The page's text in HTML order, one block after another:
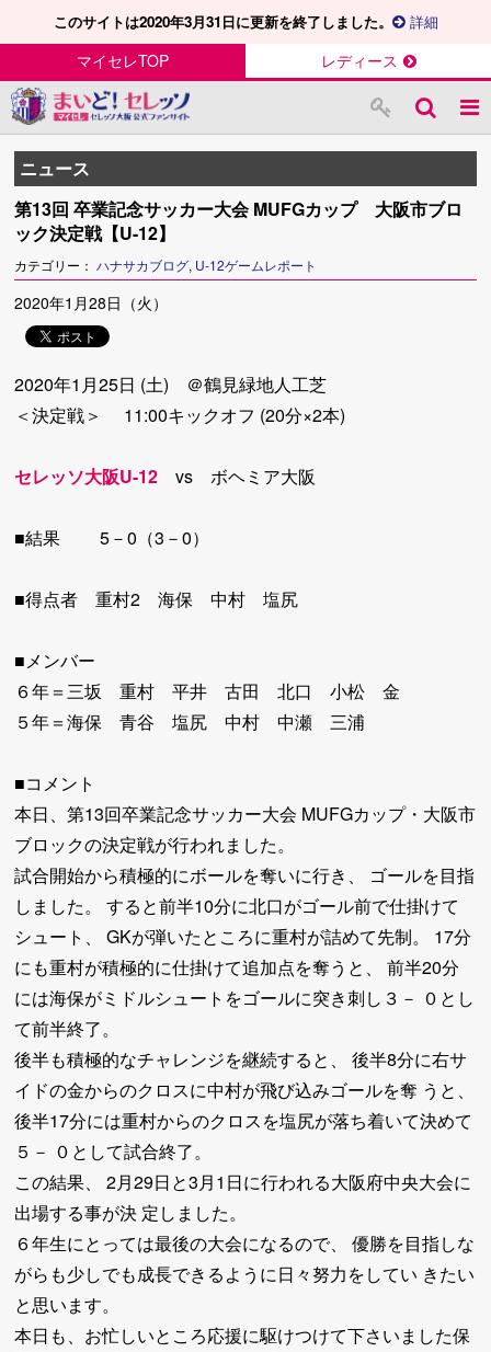
このサイトは2020年3月31日に更新を終了しました。 詳細
マイセレTOP レディース
ニュース
第13回 卒業記念サッカー大会 MUFGカップ 大阪市ブロ
ック決定戦【U-12】
カテゴリー：ハナサカブログ, U-12ゲームレポート
2020年1月28日（火）
2020年1月25日 (土) ＠鶴見緑地人工芝
＜決定戦＞ 11:00キックオフ (20分×2本)
セレッソ大阪U-12 vs ボヘミア大阪
■結果 5－0（3－0）
■得点者 重村2 海保 中村 塩尻
■メンバー
６年＝三坂 重村 平井 古田 北口 小松 金
５年＝海保 青谷 塩尻 中村 中瀬 三浦
■コメント
本日、第13回卒業記念サッカー大会 MUFGカップ・大阪市
ブロックの決定戦が行われました。
試合開始から積極的にボールを奪いに行き、 ゴールを目指
しました。 すると前半10分に北口がゴール前で仕掛けて
シュート、 GKが弾いたところに重村が詰めて先制。 17分
にも重村が積極的に仕掛けて追加点を奪うと、 前半20分
には海保がミドルシュートをゴールに突き刺し３－ ０とし
て前半終了。
後半も積極的なチャレンジを継続すると、 後半8分に右サ
イドの金からのクロスに中村が飛び込みゴールを奪 うと、
後半17分には重村からのクロスを塩尻が落ち着いて決めて
５－ ０として試合終了。
この結果、 2月29日と3月1日に行われる大阪府中央大会に
出場する事が決 定しました。
６年生にとっては最後の大会になるので、 優勝を目指しな
がらも少しでも成長できるように日々努力をしてい きたい
と思います。
本日も、お忙しいところ応援に駆けつけて下さいました保